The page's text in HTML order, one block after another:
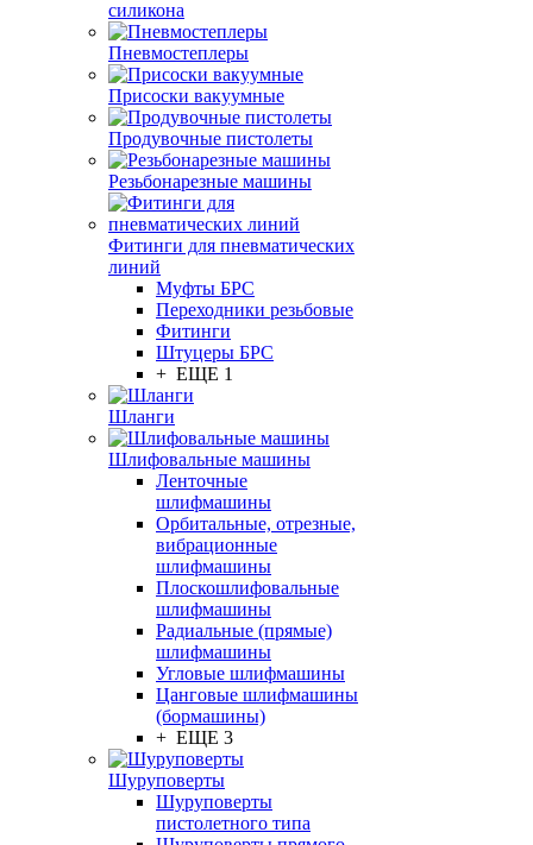
силикона
Пневмостеплеры
Присоски вакуумные
Продувочные пистолеты
Резьбонарезные машины
Фитинги для пневматических
линий
Муфты БРС
Переходники резьбовые
Фитинги
Штуцеры БРС
+ ЕЩЕ 1
Шланги
Шлифовальные машины
Ленточные
шлифмашины
Орбитальные, отрезные,
вибрационные
шлифмашины
Плоскошлифовальные
шлифмашины
Радиальные (прямые)
шлифмашины
Угловые шлифмашины
Цанговые шлифмашины
(бормашины)
+ ЕЩЕ 3
Шуруповерты
Шуруповерты
пистолетного типа